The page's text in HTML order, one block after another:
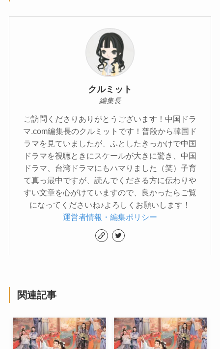
クルミット
編集長
ご訪問くださりありがとうございます！中国ドラ
マ.com編集長のクルミットです！普段から韓国ド
ラマを見ていましたが、ふとしたきっかけで中国
ドラマを視聴ときにスケールが大きに驚き、中国
ドラマ、台湾ドラマにもハマりました（笑）子育
て真っ最中ですが、読んでくださる方に伝わりや
すい文章を心がけていますので、良かったらご覧
になってくださいね♪よろしくお願いします！
運営者情報・編集ポリシー
関連記事